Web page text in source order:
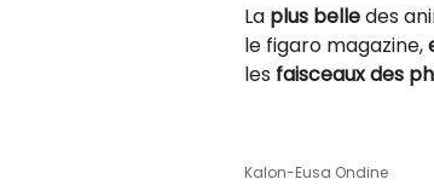
La plus belledes
le figaro magazine,
les faisceaux des
Kalon-Eusa Ondine